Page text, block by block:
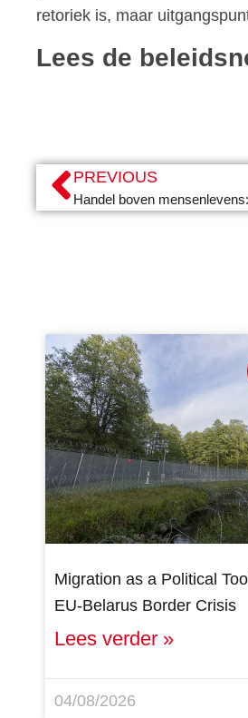
retoriek is, maar
Lees de
PREVIOUS
Handel boven
Migration as a Political
EU-Belarus Border Crisis
Lees verder »
04/08/2026